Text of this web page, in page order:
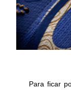
Para ficar